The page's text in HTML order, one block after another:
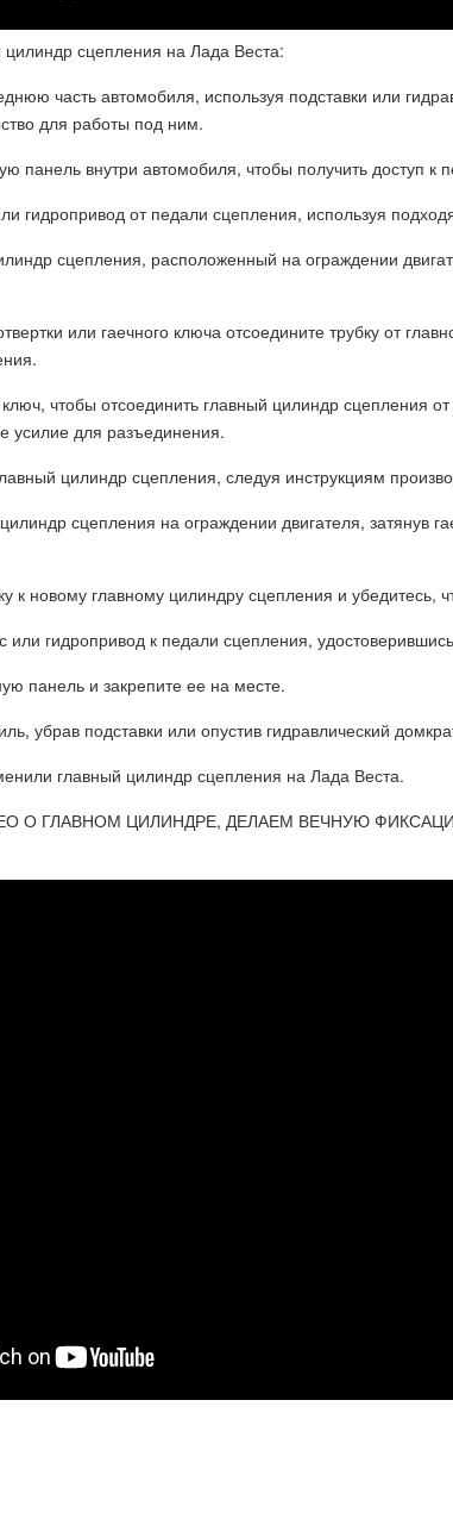
цилиндр сцепления на Лада Веста:
часть автомобиля, используя подставки или
для работы под ним.
панель внутри автомобиля, чтобы получить доступ к
гидропривод от педали сцепления, используя
сцепления, расположенный на ограждении
или гаечного ключа отсоедините трубку от
чтобы отсоединить главный цилиндр сцепления
усилие для разъединения.
цилиндр сцепления, следуя инструкциям
сцепления на ограждении двигателя, затянув
к новому главному цилиндру сцепления и убедитесь,
или гидропривод к педали сцепления,
панель и закрепите ее на месте.
убрав подставки или опустив гидравлический
главный цилиндр сцепления на Лада Веста.
О ГЛАВНОМ ЦИЛИНДРЕ, ДЕЛАЕМ ВЕЧНУЮ